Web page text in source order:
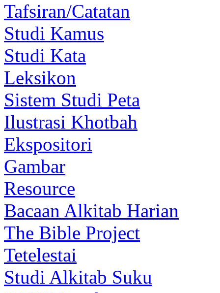
Tafsiran/Catatan
Studi Kamus
Studi Kata
Leksikon
Sistem Studi Peta
Ilustrasi Khotbah
Ekspositori
Gambar
Resource
Bacaan Alkitab Harian
The Bible Project
Tetelestai
Studi Alkitab Suku